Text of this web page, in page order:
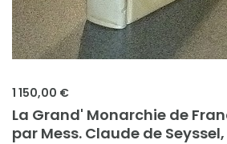
1 150,00 €
La Grand' Monarchie de
par Mess. Claude de